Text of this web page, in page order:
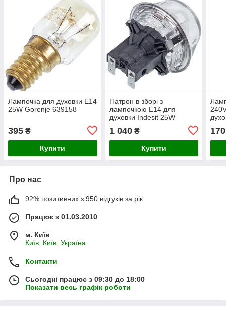
Лампочка для духовки E14
25W Gorenje 639158
395 ₴
Купити
Патрон в зборі з
лампочкою E14 для
духовки Indesit 25W
1 040₴
Купити
170
Про нас
92% позитивних з 950 відгуків за рік
Працює з 01.03.2010
м. Київ
Київ, Київ, Україна
Контакти
Сьогодні працює з 09:30 до 18:00
Показати весь графік роботи